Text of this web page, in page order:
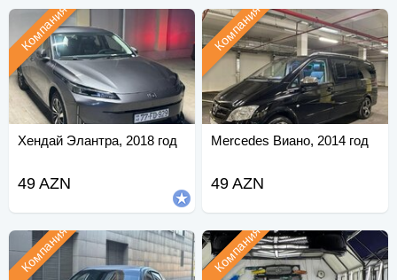
Хендай Элантра, 2018 год
Компания
49 AZN
Mercedes Виано, 2014 год
Компания
49 AZN
Компания Компания